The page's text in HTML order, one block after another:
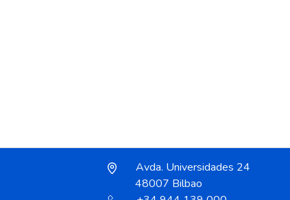
Avda. Universidades 24
48007 Bilbao